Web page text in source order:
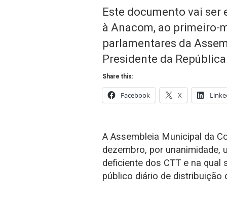
Este documento vai ser
à Anacom, ao primeiro-
parlamentares da
Presidente da
Share this:
Facebook X
A Assembleia Municipal da
dezembro, por
deficiente dos CTT e na qual
público diário de distribuição